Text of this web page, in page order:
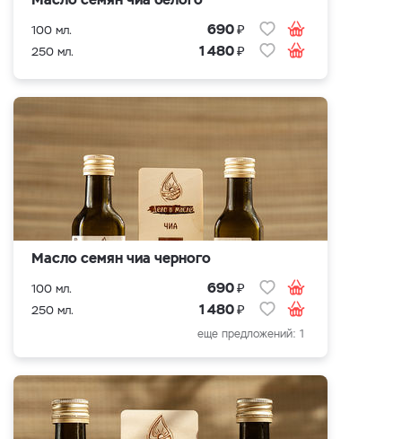
100 мл. 690₽
250 мл. 1 480₽
Масло семян чиа черного
100 мл. 690₽
250 мл. 1 480₽
еще предложений: 1